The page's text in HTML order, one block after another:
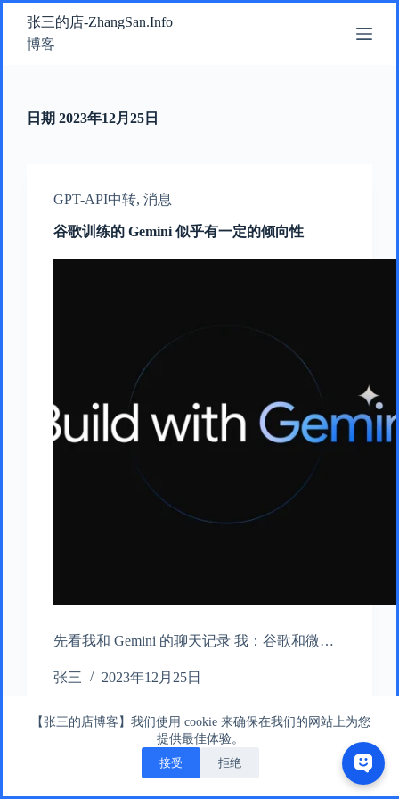
跳
过
内
【张三的店博客】我们使用 cookie 来确保在我们的网站上为您
提供最佳体验。
接受 拒绝
张三的店-ZhangSan.Info
博客
日期 2023年12月25日
GPT-API中转, 消息
谷歌训练的 Gemini 似乎有一定的倾向性
先看我和 Gemini 的聊天记录 我：谷歌和微…
张三 2023年12月25日